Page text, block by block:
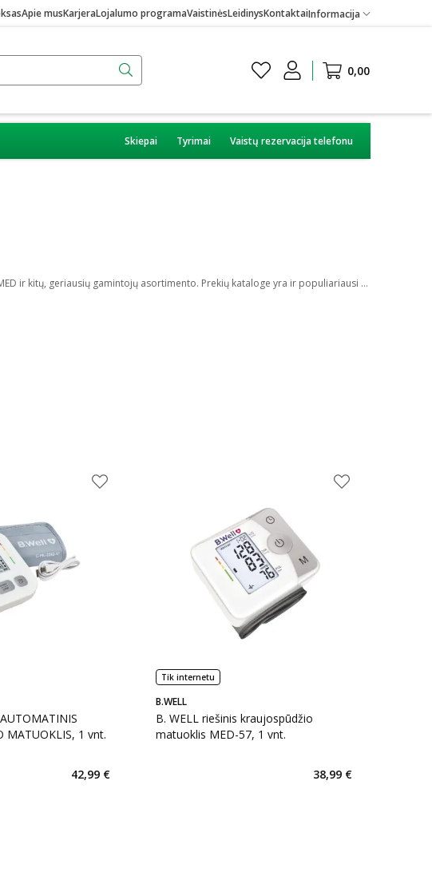
Apie musKarjeraLojalumo programaVaistinėsLeidinysKontaktaiInformacija
0,00
Skiepai Tyrimai Vaistų rezervacija telefonu
Mūsų E-vaistinėje galite rasti daugybę skirtingų kraujospūdžio matuoklių gera kaina. Rinkitės iš plataus OMRON, MICROLIFE, TAKEMED ir kitų, geriausių gamintojų asortimento. Prekių kataloge yra ir populiariausi riešiniai, žastiniai bei kitokių tipų matuokliai, o taip pat – priedai jiems. Jeigu kyla klausimų arba norite profesionalaus patarimo iš vaistininko ar specialisto – kreipkitės pasinaudoję tiesioginio pokalbio funkcija!
MATUOKLIS, 1 vnt.
42,99 €
Tik internetu
B.WELL
B. WELL riešinis kraujospūdžio
matuoklis MED-57, 1 vnt.
38,99 €